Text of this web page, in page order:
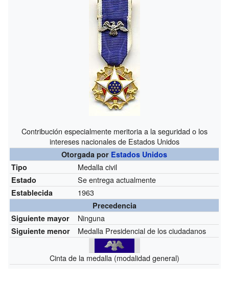
Contribución especialmente meritoria a la seguridad o los
intereses nacionales de Estados Unidos
Otorgada por Estados Unidos
Tipo
Medalla civil
Estado Se entrega actualmente
Establecida 1963
Precedencia
Siguiente mayor
Ninguna
Siguiente menor Medalla Presidencial de los ciudadanos
Cinta de la medalla (modalidad general)